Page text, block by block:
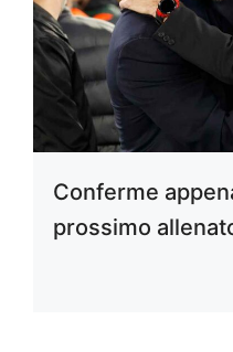
Conferme
prossimo